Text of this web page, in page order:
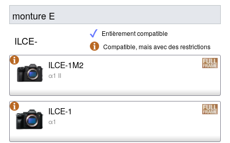
monture E
Entièrement compatible
Compatible, mais avec des restrictions
ILCE-
ILCE-1M2
α1 II
ILCE-1
α1